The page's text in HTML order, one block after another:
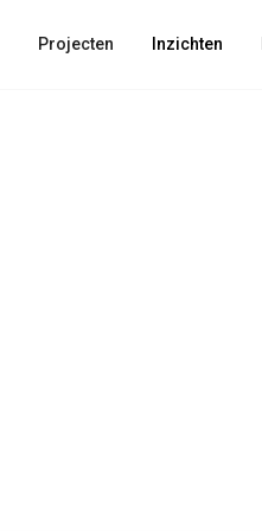
Projecten Inzichten